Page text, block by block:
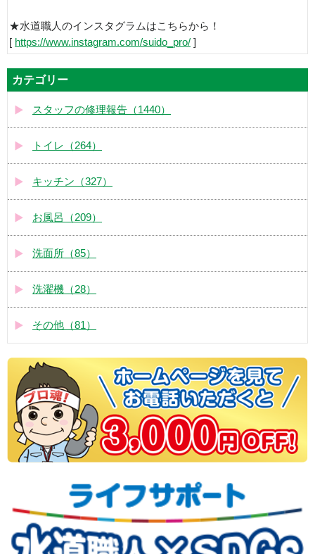
★水道職人のインスタグラムはこちらから！
[ https://www.instagram.com/suido_pro/ ]
カテゴリー
スタッフの修理報告（1440）
トイレ（264）
キッチン（327）
お風呂（209）
洗面所（85）
洗濯機（28）
その他（81）